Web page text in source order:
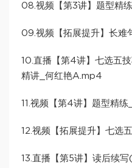
08.视频【第3讲】题型精
09.视频【拓展提升】长难
10.直播【第4讲】七选五
精讲_何红艳A.mp4
11.视频【第4讲】题型精
12.视频【拓展提升】七选
13.直播【第5讲】读后续